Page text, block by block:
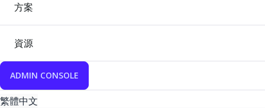
方案
資源
ADMIN CONSOLE
繁體中文